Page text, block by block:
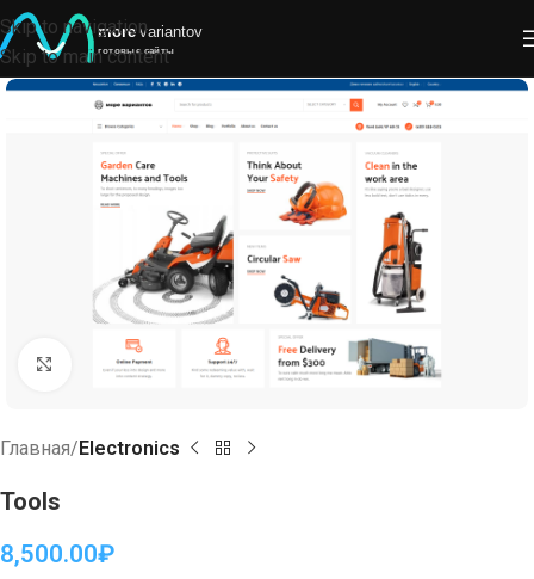
Skip to navigation
Skip to main content
Click to enlarge
Главная Electronics
Tools
8,500.00₽